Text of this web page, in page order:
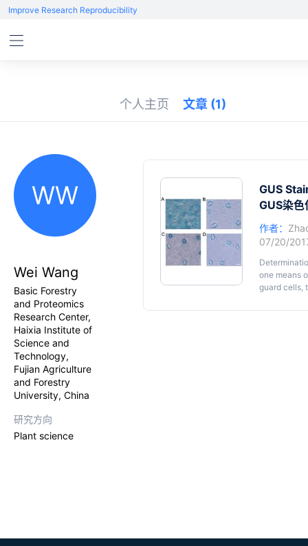
Improve Research Reproducibility
个人主页 文章 (1)
WW
Wei Wang
Basic Forestry
and Proteomics
Research Center,
Haixia Institute of
Science and
Technology,
Fujian Agriculture
and Forestry
University, China
研究方向
Plant science
GUS
GUS染
作者：
07/20/
one means
guard cells,
staining